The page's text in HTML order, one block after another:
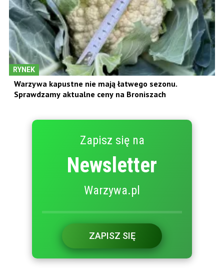
RYNEK
Warzywa kapustne nie mają łatwego sezonu.
Sprawdzamy aktualne ceny na Broniszach
Zapisz się na
Newsletter
Warzywa.pl
ZAPISZ SIĘ